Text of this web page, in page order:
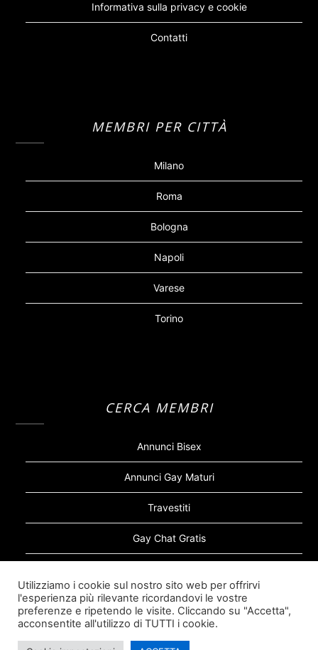
Informativa sulla privacy e cookie
Contatti
MEMBRI PER CITTÀ
Milano
Roma
Bologna
Napoli
Varese
Torino
CERCA MEMBRI
Annunci Bisex
Annunci Gay Maturi
Travestiti
Gay Chat Gratis
Sugar Daddy Gay
Utilizziamo i cookie sul nostro sito web per offrirvi
l'esperienza più rilevante ricordandovi le vostre
preferenze e ripetendo le visite. Cliccando su "Accetta",
acconsentite all'utilizzo di TUTTI i cookie.